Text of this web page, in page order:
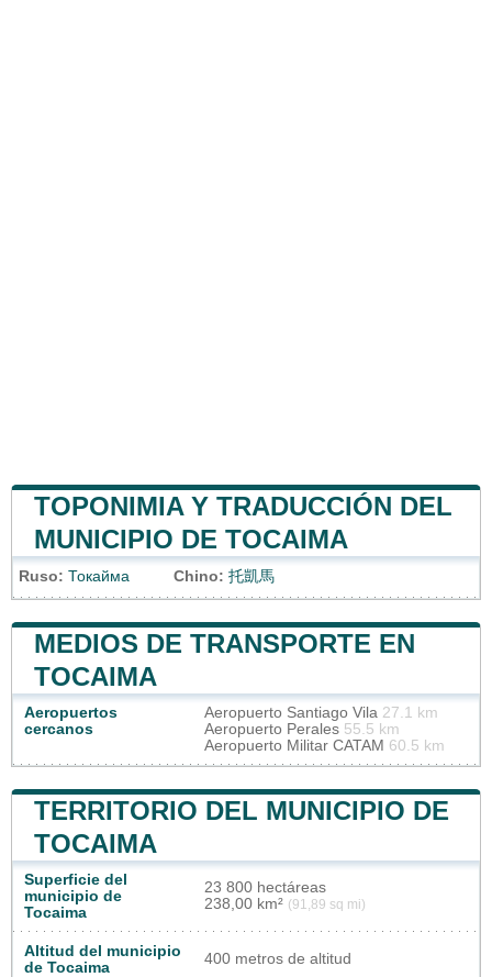
TOPONIMIA Y TRADUCCIÓN DEL
MUNICIPIO DE TOCAIMA
Ruso: Токайма Chino: 托凱馬
MEDIOS DE TRANSPORTE EN
TOCAIMA
Aeropuertos
cercanos
Aeropuerto Santiago Vila 27.1 km
Aeropuerto Perales 55.5 km
Aeropuerto Militar CATAM 60.5 km
TERRITORIO DEL MUNICIPIO DE
TOCAIMA
Superficie del
municipio de
Tocaima
23 800 hectáreas
238,00 km² (91,89 sq mi)
Altitud del municipio
de Tocaima
400 metros de altitud